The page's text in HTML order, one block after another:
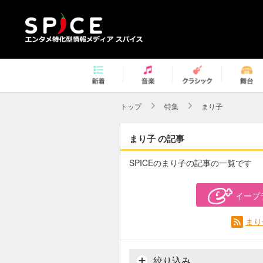
トップ 特集 まり子
まり子 の記事
SPICEのまり子の記事の一覧です
イープ
ま